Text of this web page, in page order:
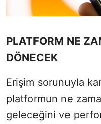
PLATFORM NE
DÖNECEK
Erişim sorunuyla
platformun ne
geleceğini ve